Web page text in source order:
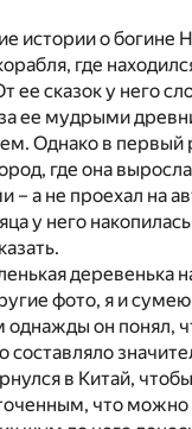
истории о
где
сказок у него
ее мудрыми
Однако в первый
где она
а не проехал на
у него
деревенька
фото, я и сумею
он понял,
составляло
в Китай,
что